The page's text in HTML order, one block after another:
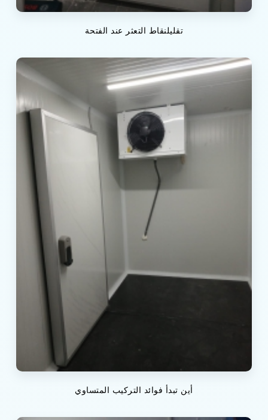
تقليلنقاط التعثر عند الفتحة
أين تبدأ فوائد التركيب المتساوي